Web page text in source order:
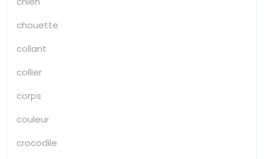
chouette
collant
collier
corps
couleur
crocodile